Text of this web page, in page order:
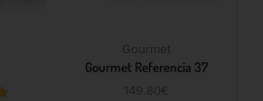
Gourmet
Gourmet Referencia 37
149.80€